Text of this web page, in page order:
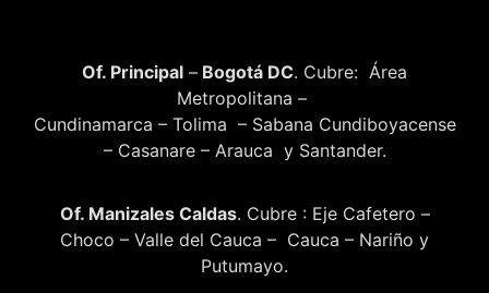
Of. Principal – Bogotá DC. Cubre: Área
Metropolitana –
Cundinamarca – Tolima – Sabana Cundiboyacense
– Casanare – Arauca y Santander.
Of. Manizales Caldas. Cubre : Eje Cafetero –
Choco – Valle del Cauca – Cauca – Nariño y
Putumayo.